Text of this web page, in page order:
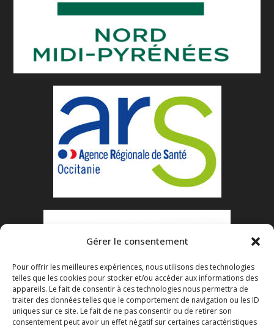
Gérer le consentement
Pour offrir les meilleures expériences, nous utilisons des technologies
telles que les cookies pour stocker et/ou accéder aux informations des
appareils. Le fait de consentir à ces technologies nous permettra de
traiter des données telles que le comportement de navigation ou les ID
uniques sur ce site. Le fait de ne pas consentir ou de retirer son
consentement peut avoir un effet négatif sur certaines caractéristiques